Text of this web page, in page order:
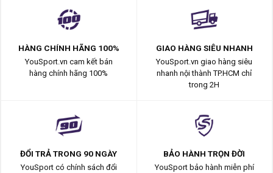
HÀNG CHÍNH HÃNG 100%
YouSport.vn cam kết bán
hàng chính hãng 100%
GIAO HÀNG SIÊU NHANH
YouSport.vn giao hàng siêu
nhanh nội thành TP.HCM chỉ
trong 2H
ĐỔI TRẢ TRONG 90 NGÀY
YouSport có chính sách đổi
BẢO HÀNH TRỌN ĐỜI
YouSport bảo hành miễn phí